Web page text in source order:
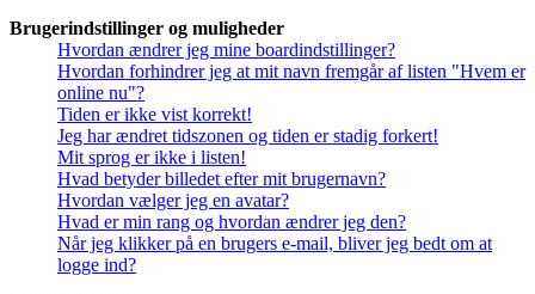
Brugerindstillinger og muligheder
Hvordan ændrer jeg mine boardindstillinger?
Hvordan forhindrer jeg at mit navn fremgår af listen "Hvem er
online nu"?
Tiden er ikke vist korrekt!
Jeg har ændret tidszonen og tiden er stadig forkert!
Mit sprog er ikke i listen!
Hvad betyder billedet efter mit brugernavn?
Hvordan vælger jeg en avatar?
Hvad er min rang og hvordan ændrer jeg den?
Når jeg klikker på en brugers e-mail, bliver jeg bedt om at
logge ind?